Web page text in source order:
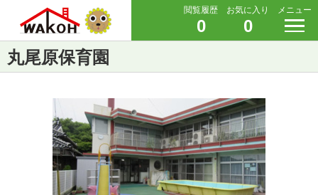
閲覧履歴
0
お気に入り
0
メニュー
丸尾原保育園